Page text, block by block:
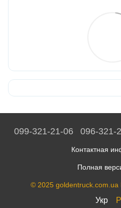
099-321-21-06 096-321-
Контактная
Полная
© 2025
Укр